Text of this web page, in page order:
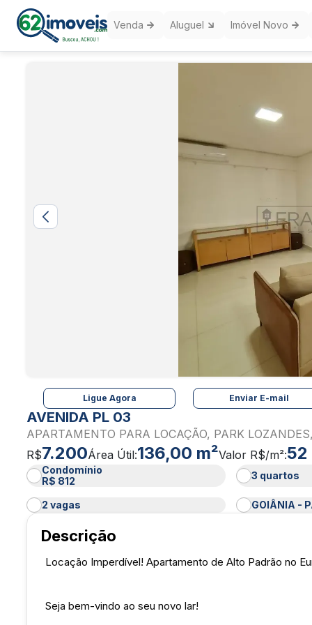
Venda Aluguel Imóvel Novo
Ligue Agora Enviar E-mail
AVENIDA PL 03
APARTAMENTO PARA LOCAÇÃO, PARK
R$7.200Área Útil:136,00 m²Valor R$/m²:52
Condomínio
R$ 812
3 quartos
2 vagas GOIÂNIA -
Descrição
Locação Imperdível! Apartamento de Alto Padrão no
Seja bem-vindo ao seu novo lar!